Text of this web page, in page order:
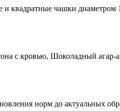
квадратные чашки диаметром
с кровью, Шоколадный агар-
норм до актуальных